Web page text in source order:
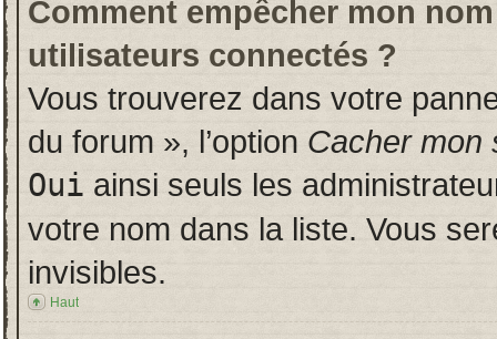
Comment empêcher mon
utilisateurs connectés ?
Vous trouverez dans votre
du forum », l’option Cacher mon
Oui ainsi seuls les
votre nom dans la liste. Vous
invisibles.
Haut